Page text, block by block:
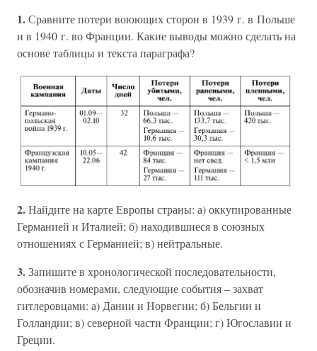
1.Сравните потери воюющих сторон в 1939 г. в Польше
и в 1940 г. во Франции. Какие выводы можно сделать на
основе таблицы и текста параграфа?
2.Найдите на карте Европы страны: а) оккупированные
Германией и Италией; б) находившиеся в союзных
отношениях с Германией; в) нейтральные.
3.Запишите в хронологической последовательности,
обозначив номерами, следующие события – захват
гитлеровцами: а) Дании и Норвегии; б) Бельгии и
Голландии; в) северной части Франции; г) Югославии и
Греции.